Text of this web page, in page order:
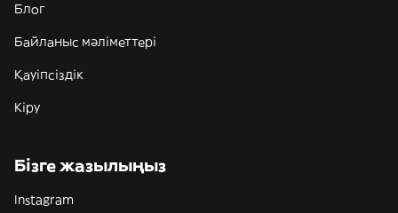
Блог
Байланыс мәліметтері
Қауіпсіздік
Кіру
Бізге жазылыңыз
Instagram